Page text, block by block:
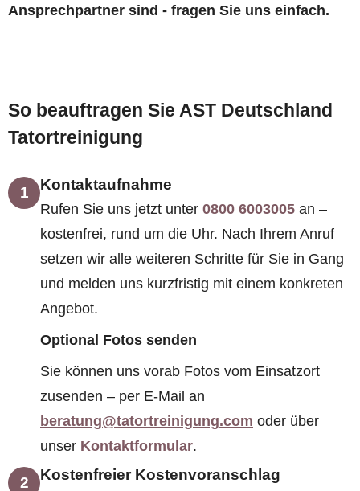
Ansprechpartner sind - fragen Sie uns einfach.
So beauftragen Sie AST Deutschland
Tatortreinigung
1 Kontaktaufnahme
Rufen Sie uns jetzt unter 0800 6003005 an –
kostenfrei, rund um die Uhr. Nach Ihrem Anruf
setzen wir alle weiteren Schritte für Sie in Gang
und melden uns kurzfristig mit einem konkreten
Angebot.
Optional Fotos senden
Sie können uns vorab Fotos vom Einsatzort
zusenden – per E-Mail an
beratung@tatortreinigung.com oder über
unser Kontaktformular.
2 Kostenfreier Kostenvoranschlag